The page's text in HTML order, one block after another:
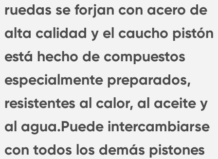
ruedas se forjan con acero de
alta calidad y el caucho pistón
está hecho de compuestos
especialmente preparados,
resistentes al calor, al aceite y
al agua.Puede intercambiarse
con todos los demás pistones